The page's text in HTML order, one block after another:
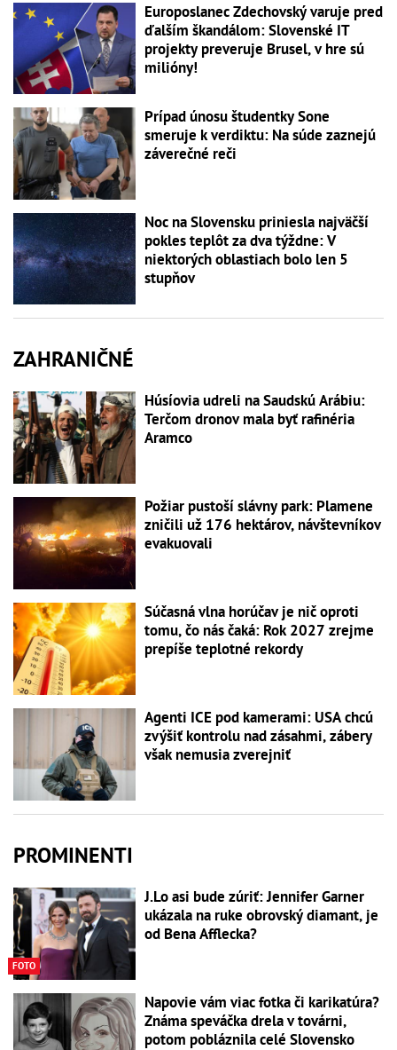
Europoslanec Zdechovský varuje pred
ďalším škandálom: Slovenské IT
projekty preveruje Brusel, v hre sú
milióny!
Prípad únosu študentky Sone
smeruje k verdiktu: Na súde zaznejú
záverečné reči
Noc na Slovensku priniesla najväčší
pokles teplôt za dva týždne: V
niektorých oblastiach bolo len 5
stupňov
ZAHRANIČNÉ
Húsíovia udreli na Saudskú Arábiu:
Terčom dronov mala byť rafinéria
Aramco
Požiar pustoší slávny park: Plamene
zničili už 176 hektárov, návštevníkov
evakuovali
Súčasná vlna horúčav je nič oproti
tomu, čo nás čaká: Rok 2027 zrejme
prepíše teplotné rekordy
Agenti ICE pod kamerami: USA chcú
zvýšiť kontrolu nad zásahmi, zábery
však nemusia zverejniť
PROMINENTI
FOTO
J.Lo asi bude zúriť: Jennifer Garner
ukázala na ruke obrovský diamant, je
od Bena Afflecka?
Napovie vám viac fotka či karikatúra?
Známa speváčka drela v továrni,
potom pobláznila celé Slovensko